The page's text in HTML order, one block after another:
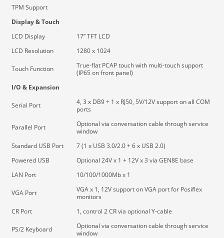
TPM Support
Display & Touch
LCD Display
17” TFT LCD
LCD Resolution
1280 x 1024
Touch Function
True-flat PCAP touch with multi-touch support
(IP65 on front panel)
I/O & Expansion
Serial Port
4, 3 x DB9 + 1 x RJ50, 5V/12V support on all COM
ports
Parallel Port
Optional via conversation cable through service
window
Standard USB Port
7 (1 x USB 3.0/2.0 + 6 x USB 2.0)
Powered USB
Optional 24V x 1 + 12V x 3 via GEN8E base
LAN Port
10/100/1000Mb x 1
VGA Port
VGA x 1, 12V support on VGA port for Posiflex
monitors
CR Port
1, control 2 CR via optional Y-cable
PS/2 Keyboard
Optional via conversation cable through service
window